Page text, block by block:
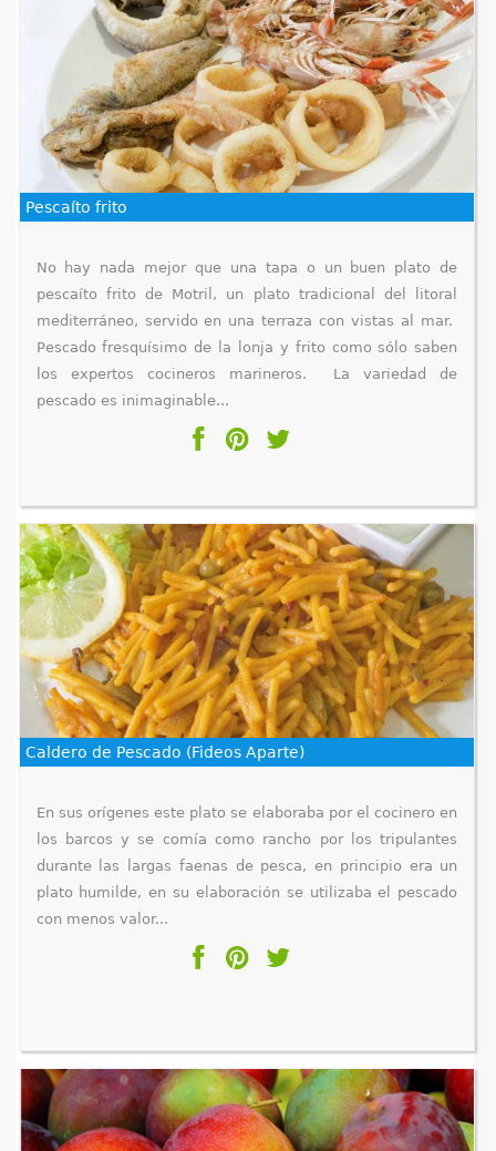
Pescaíto frito
No hay nada mejor que una tapa o un buen plato de
pescaíto frito de Motril, un plato tradicional del litoral
mediterráneo, servido en una terraza con vistas al mar.
Pescado fresquísimo de la lonja y frito como sólo saben
los expertos cocineros marineros. La variedad de
pescado es inimaginable...
Caldero de Pescado (Fideos Aparte)
En sus orígenes este plato se elaboraba por el cocinero en
los barcos y se comía como rancho por los tripulantes
durante las largas faenas de pesca, en principio era un
plato humilde, en su elaboración se utilizaba el pescado
con menos valor...